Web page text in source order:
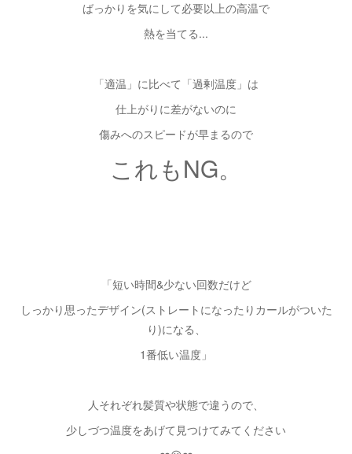
ばっかりを気にして必要以上の高温で
熱を当てる...
「適温」に比べて「過剰温度」は
仕上がりに差がないのに
傷みへのスピードが早まるので
これもNG。
「短い時間&少ない回数だけど
しっかり思ったデザイン(ストレートになったりカールがついた
り)になる、
1番低い温度」
人それぞれ髪質や状態で違うので、
少しづつ温度をあげて見つけてみてください